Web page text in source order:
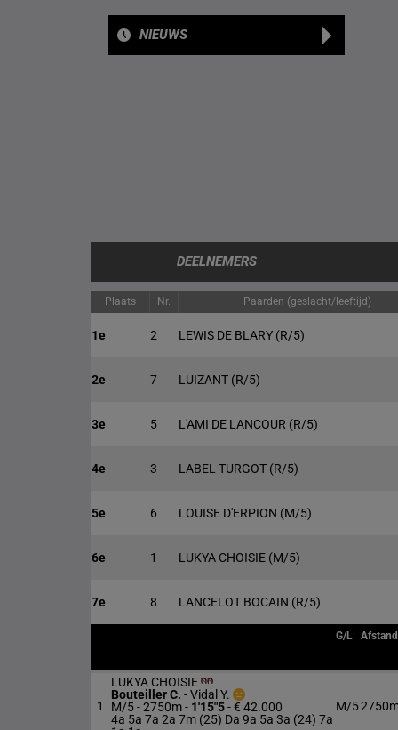
NIEUWS
DEELNEMERS
Plaats Nr. Paarden (geslacht/leeftijd)
1e 2 LEWIS DE BLARY (R/5)
2e 7 LUIZANT (R/5)
3e 5 L'AMI DE LANCOUR (R/5)
4e 3 LABEL TURGOT (R/5)
5e 6 LOUISE D'ERPION (M/5)
6e 1 LUKYA CHOISIE (M/5)
7e 8 LANCELOT BOCAIN (R/5)
G/L Afstand
1
LUKYA CHOISIE
Bouteiller C. -Vidal Y.
M/5 - 2750m- 1'15"5- € 42.000
4a 5a 7a 2a 7m (25) Da 9a 5a 3a (24) 7a
M/5